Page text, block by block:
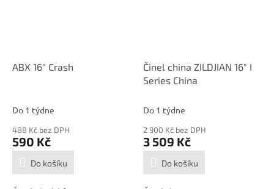
ABX 16" Crash
Do 1 týdne
488 Kč bez DPH
590 Kč
Do košíku
Činel china ZILDJIAN 16" I
Series China
Do 1 týdne
2 900 Kč bez DPH
3 509 Kč
Do košíku